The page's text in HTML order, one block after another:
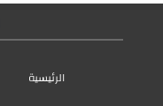
الرئيسية